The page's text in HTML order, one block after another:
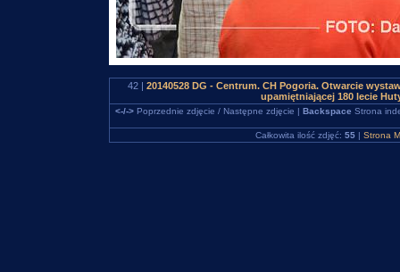
42 | 20140528 DG - Centrum. CH Pogoria. Otwarcie
upamiętniającej 180 lecie
<-/->Poprzednie zdjęcie / Następne zdjęcie | Backspace Strona
Całkowita ilość zdjęć: 55 | Strona